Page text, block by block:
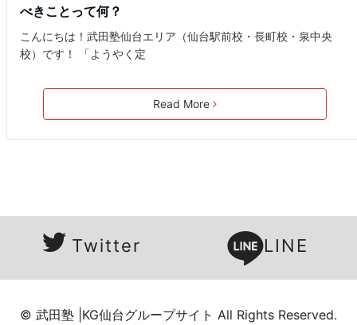
べきことって何？
こんにちは！武田塾仙台エリア（仙台駅前校・長町校・泉中央
校）です！ 「ようやく定
Read More
Twitter LINE
© 武田塾 |KG仙台グループサイト All Rights Reserved.